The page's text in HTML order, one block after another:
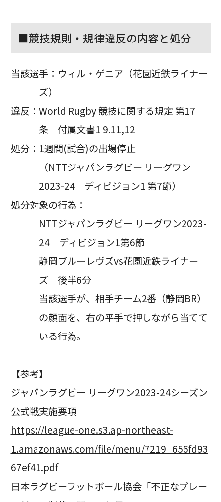
■競技規則・規律違反の内容と処分
当該選手：ウィル・ゲニア（花園近鉄ライナー
ズ）
違反：World Rugby 競技に関する規定 第17
条 付属文書1 9.11,12
処分：1週間(試合)の出場停止
（NTTジャパンラグビー リーグワン
2023-24 ディビジョン1 第7節）
処分対象の行為：
NTTジャパンラグビー リーグワン2023-
24 ディビジョン1第6節
静岡ブルーレヴズvs花園近鉄ライナー
ズ 後半6分
当該選手が、相手チーム2番（静岡BR）
の顔面を、右の平手で押しながら当てて
いる行為。
【参考】
ジャパンラグビー リーグワン2023-24シーズン
公式戦実施要項
https://league-one.s3.ap-northeast-
1.amazonaws.com/file/menu/7219_656fd93
67ef41.pdf
日本ラグビーフットボール協会「不正なプレー